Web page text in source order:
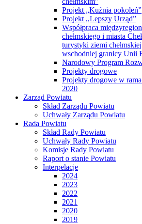
Projekt „Kuźnia pokoleń”
Projekt ,,Lepszy Urząd”
Współpraca
chełmskiego i miasta
turystyki ziemi
wschodniej granicy Unii
Narodowy Program
Projekty drogowe
Projekty drogowe w
2020
Zarząd Powiatu
Skład Zarządu Powiatu
Uchwały Zarządu Powiatu
Rada Powiatu
Skład Rady Powiatu
Uchwały Rady Powiatu
Komisje Rady Powiatu
Raport o stanie Powiatu
Interpelacje
2024
2023
2022
2021
2020
2019